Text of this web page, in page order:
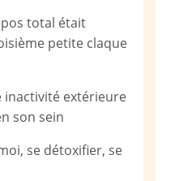
total était
petite claque
inactivité extérieure
son sein
se détoxifier, se